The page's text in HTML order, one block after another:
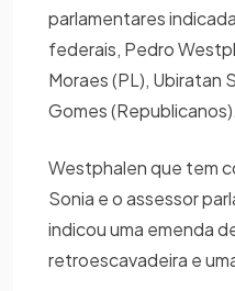
parlamentares
federais, Pedro
Moraes (PL), Ubiratan
Gomes (Republicanos).
Westphalen que tem
Sonia e o assessor
indicou uma emenda
retroescavadeira e